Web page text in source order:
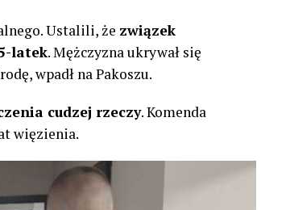
Ustalili, że związek
latek. Mężczyzna ukrywał się
wpadł na Pakoszu.
cudzej rzeczy. Komenda
więzienia.